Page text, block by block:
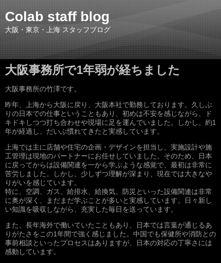
Colab staff blog
大阪・東京・上海 スタッフブログ
大阪事務所で1年弱が経ちました
大阪事務所の竹澤です。
昨年、上海から大阪に戻り、大阪本社で勤務しております。久しぶ
りの日本での仕事ということもあり、初めは不安を感じながら、ド
キドキしつつ打ち合わせや現場に足を運んでいました。しかし、約1
年が経過し、だいぶ慣れてきたと実感しています。
上海では主に店舗や住宅の企画・デザインを担当し、実施設計や施
工管理は現地のパートナーにお任せしていました。そのため、日本
に戻ってからは設備関連を一から学ぶような感覚で、最初は非常に
苦労しました。しかし、少しずつ理解が深まり、現在では大きなや
りがいを感じています。
特に、空調、ガス、給排水、給換気、防災といった設備関連は非常
に奥が深く、まだまだ学ぶことが多いと実感しています。日々新し
い知識を吸収しながら、充実した毎日を送っています。
また、長年海外で働いていたこともあり、日本では言葉が通じるあ
りがたさをこの1年間で強く感じました。中国でも保健所や消防との
事前相談といったプロセスはありますが、日本の対応の丁寧さには
感動しています。